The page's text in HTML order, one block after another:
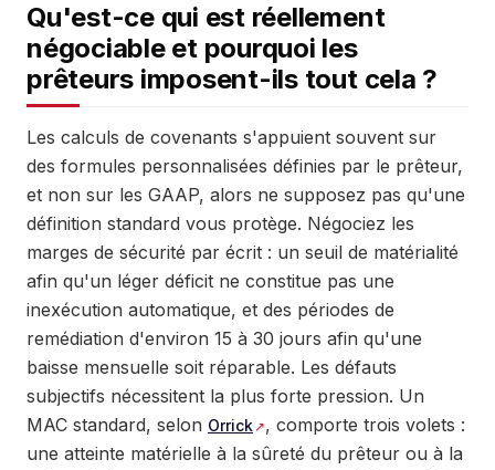
Qu'est-ce qui est réellement
négociable et pourquoi les
prêteurs imposent-ils tout cela ?
Les calculs de covenants s'appuient souvent sur
des formules personnalisées définies par le prêteur,
et non sur les GAAP, alors ne supposez pas qu'une
définition standard vous protège. Négociez les
marges de sécurité par écrit : un seuil de matérialité
afin qu'un léger déficit ne constitue pas une
inexécution automatique, et des périodes de
remédiation d'environ 15 à 30 jours afin qu'une
baisse mensuelle soit réparable. Les défauts
subjectifs nécessitent la plus forte pression. Un
MAC standard, selon Orrick
, comporte trois volets :
une atteinte matérielle à la sûreté du prêteur ou à la